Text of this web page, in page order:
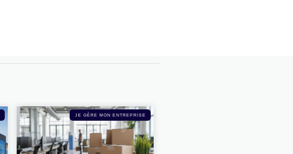
JE GÈRE MON ENTREPRISE